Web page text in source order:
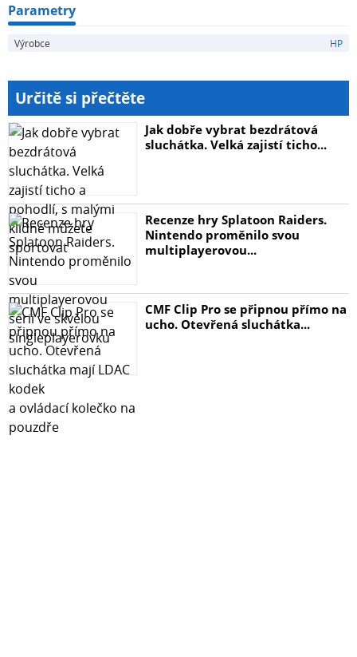
Parametry
Výrobce HP
Určitě si přečtěte
Jak dobře vybrat bezdrátová
sluchátka. Velká zajistí ticho...
Recenze hry Splatoon Raiders.
Nintendo proměnilo svou
multiplayerovou...
CMF Clip Pro se připnou přímo na
ucho. Otevřená sluchátka...